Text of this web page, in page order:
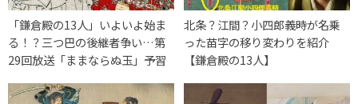
「鎌倉殿の13人」いよいよ始ま
る！？三つ巴の後継者争い…第
29回放送「ままならぬ玉」予習
北条？江間？小四郎義時が名乗
った苗字の移り変わりを紹介
【鎌倉殿の13人】